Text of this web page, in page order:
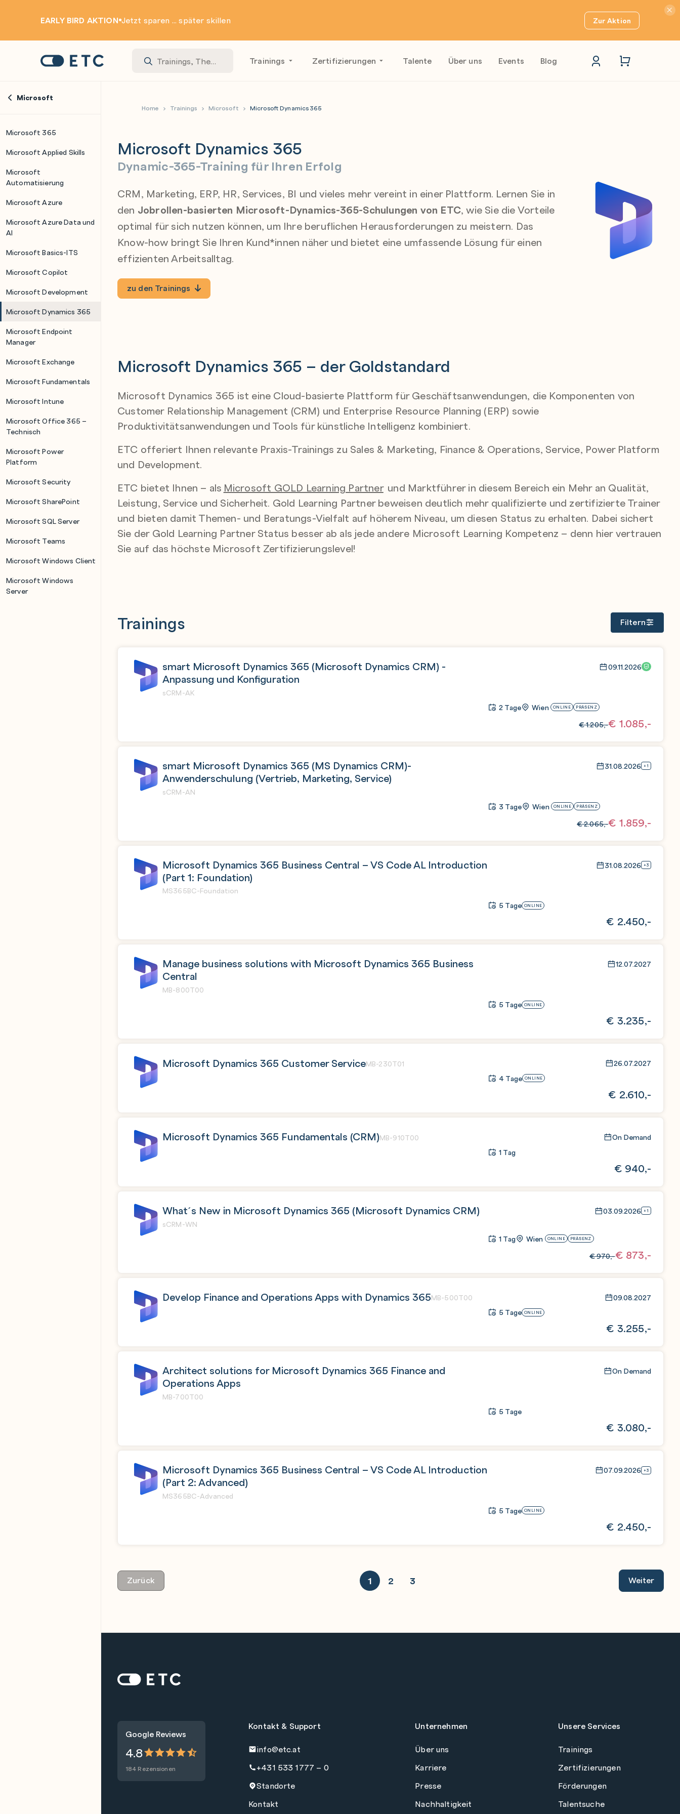
EARLY BIRD AKTION Jetzt sparen ... später skillen Zur Aktion
Startseite: ETC Trainings Zertifizierungen Talente Über uns Events Blog
Home Trainings Microsoft Microsoft Dynamics 365
Microsoft
Microsoft 365
Microsoft Applied Skills
Microsoft
Automatisierung
Microsoft Azure
Microsoft Azure Data und
AI
Microsoft Basics-ITS
Microsoft Copilot
Microsoft Development
Microsoft Dynamics 365
Microsoft Endpoint
Manager
Microsoft Exchange
Microsoft Fundamentals
Microsoft Intune
Microsoft Office 365 –
Technisch
Microsoft Power
Platform
Microsoft Security
Microsoft SharePoint
Microsoft SQL Server
Microsoft Teams
Microsoft Windows Client
Microsoft Windows
Server
Microsoft Dynamics 365
Dynamic-365-Training für Ihren Erfolg
CRM, Marketing, ERP, HR, Services, BI und vieles mehr vereint in einer Plattform. Lernen Sie in
den Jobrollen-basierten Microsoft-Dynamics-365-Schulungen von ETC, wie Sie die Vorteile
optimal für sich nutzen können, um Ihre beruflichen Herausforderungen zu meistern. Das
Know-how bringt Sie Ihren Kund*innen näher und bietet eine umfassende Lösung für einen
effizienten Arbeitsalltag.
zu den Trainings
Microsoft Dynamics 365 – der Goldstandard
Microsoft Dynamics 365 ist eine Cloud-basierte Plattform für Geschäftsanwendungen, die Komponenten von
Customer Relationship Management (CRM) und Enterprise Resource Planning (ERP) sowie
Produktivitätsanwendungen und Tools für künstliche Intelligenz kombiniert.
ETC offeriert Ihnen relevante Praxis-Trainings zu Sales & Marketing, Finance & Operations, Service, Power Platform
und Development.
ETC bietet Ihnen – als Microsoft GOLD Learning Partnerund Marktführer in diesem Bereich ein Mehr an Qualität,
Leistung, Service und Sicherheit. Gold Learning Partner beweisen deutlich mehr qualifizierte und zertifizierte Trainer
und bieten damit Themen- und Beratungs-Vielfalt auf höherem Niveau, um diesen Status zu erhalten. Dabei sichert
Sie der Gold Learning Partner Status besser ab als jede andere Microsoft Learning Kompetenz – denn hier vertrauen
Sie auf das höchste Microsoft Zertifizierungslevel!
Trainings Filtern
2 Tage Wien ONLINE PRÄSENZ
smart Microsoft Dynamics 365 (Microsoft Dynamics CRM) -
Anpassung und Konfiguration
sCRM-AK
09.11.2026
€ 1.085,-
€1.205,-
3 Tage Wien ONLINE PRÄSENZ
smart Microsoft Dynamics 365 (MS Dynamics CRM)-
Anwenderschulung (Vertrieb, Marketing, Service)
sCRM-AN
31.08.2026 +1
€ 1.859,-
€2.065,-
5 Tage ONLINE
Microsoft Dynamics 365 Business Central – VS Code AL Introduction
(Part 1: Foundation)
MS365BC-Foundation
31.08.2026 +3
€ 2.450,-
5 Tage ONLINE
Manage business solutions with Microsoft Dynamics 365 Business
Central
MB-800T00
12.07.2027
€ 3.235,-
4 Tage ONLINE
Microsoft Dynamics 365 Customer ServiceMB-230T01 26.07.2027
€ 2.610,-
1 Tag
Microsoft Dynamics 365 Fundamentals (CRM)MB-910T00 On Demand
€ 940,-
1 Tag Wien ONLINE PRÄSENZ
What´s New in Microsoft Dynamics 365 (Microsoft Dynamics CRM)
sCRM-WN
03.09.2026 +1
€ 873,-
€970,-
5 Tage ONLINE
Develop Finance and Operations Apps with Dynamics 365MB-500T00 09.08.2027
€ 3.255,-
5 Tage
Architect solutions for Microsoft Dynamics 365 Finance and
Operations Apps
MB-700T00
On Demand
€ 3.080,-
5 Tage ONLINE
Microsoft Dynamics 365 Business Central – VS Code AL Introduction
(Part 2: Advanced)
MS365BC-Advanced
07.09.2026 +3
€ 2.450,-
Zurück 1 2 3 Weiter
Zur Startseite: ETC
Google Reviews
4.8
184 Rezensionen
Kontakt & Support
info@etc.at
+431 533 1777 – 0
Standorte
Kontakt
Unternehmen
Über uns
Karriere
Presse
Nachhaltigkeit
Unsere Services
Trainings
Zertifizierungen
Förderungen
Talentsuche